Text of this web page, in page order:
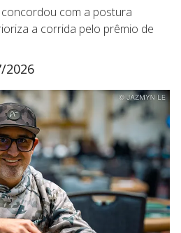
com a postura
a corrida pelo prêmio de
2026